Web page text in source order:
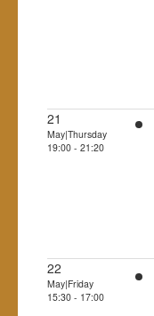
21
May|Thursday
19:00 - 21:20
22
May|Friday
15:30 - 17:00